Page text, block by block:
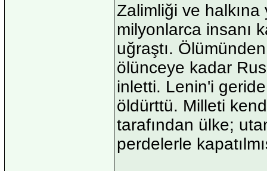
Zalimliği ve halkına
milyonlarca insanı
uğraştı.
ölünceye kadar
inletti. Lenin'i
öldürttü. Milleti
tarafından ülke;
perdelerle